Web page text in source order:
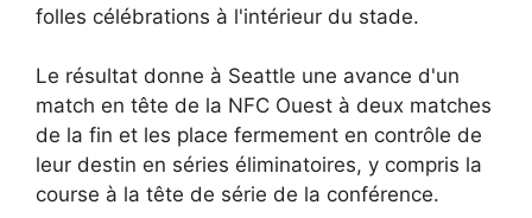
folles célébrations à l'intérieur du stade.
Le résultat donne à Seattle une avance d'un
match en tête de la NFC Ouest à deux matches
de la fin et les place fermement en contrôle de
leur destin en séries éliminatoires, y compris la
course à la tête de série de la conférence.